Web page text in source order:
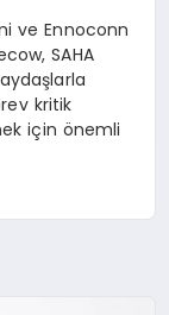
veEnnoconn
, SAHA
kritik
için önemli